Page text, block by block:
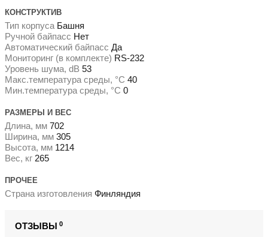
КОНСТРУКТИВ
Тип корпуса Башня
Ручной байпасс Нет
Автоматический байпасс Да
Мониторинг (в комплекте) RS-232
Уровень шума, dB 53
Макс.температура среды, °С 40
Мин.температура среды, °С 0
РАЗМЕРЫ И ВЕС
Длина, мм 702
Ширина, мм 305
Высота, мм 1214
Вес, кг 265
ПРОЧЕЕ
Страна изготовления Финляндия
ОТЗЫВЫ 0